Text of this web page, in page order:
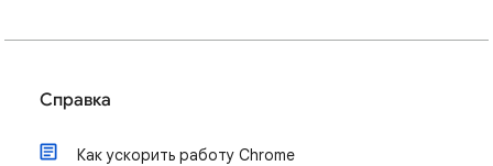
Справка
Как ускорить работу Chrome